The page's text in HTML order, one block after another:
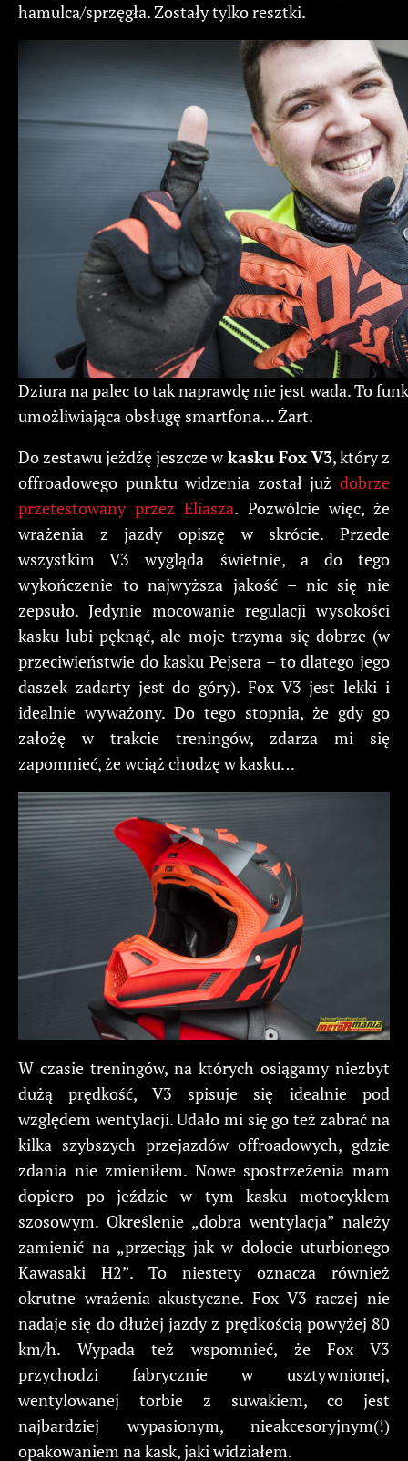
hamulca/sprzęgła. Zostały tylko resztki.
Dziura na palec to tak naprawdę nie jest wada. To
umożliwiająca obsługę smartfona… Żart.
Do zestawu jeżdżę jeszcze wkasku Fox V3, który z
offroadowego punktu widzenia został już dobrze
przetestowany przez Eliasza. Pozwólcie więc, że
wrażenia z jazdy opiszę w skrócie. Przede
wszystkim V3 wygląda świetnie, a do tego
wykończenie to najwyższa jakość – nic się nie
zepsuło. Jedynie mocowanie regulacji wysokości
kasku lubi pęknąć, ale moje trzyma się dobrze (w
przeciwieństwie do kasku Pejsera – to dlatego jego
daszek zadarty jest do góry). Fox V3 jest lekki i
idealnie wyważony. Do tego stopnia, że gdy go
założę w trakcie treningów, zdarza mi się
zapomnieć, że wciąż chodzę w kasku…
W czasie treningów, na których osiągamy niezbyt
dużą prędkość, V3 spisuje się idealnie pod
względem wentylacji. Udało mi się go też zabrać na
kilka szybszych przejazdów offroadowych, gdzie
zdania nie zmieniłem. Nowe spostrzeżenia mam
dopiero po jeździe w tym kasku motocyklem
szosowym. Określenie „dobra wentylacja” należy
zamienić na „przeciąg jak w dolocie uturbionego
Kawasaki H2”. To niestety oznacza również
okrutne wrażenia akustyczne. Fox V3 raczej nie
nadaje się do dłużej jazdy z prędkością powyżej 80
km/h. Wypada też wspomnieć, że Fox V3
przychodzi fabrycznie w usztywnionej,
wentylowanej torbie z suwakiem, co jest
najbardziej wypasionym, nieakcesoryjnym(!)
opakowaniem na kask, jaki widziałem.